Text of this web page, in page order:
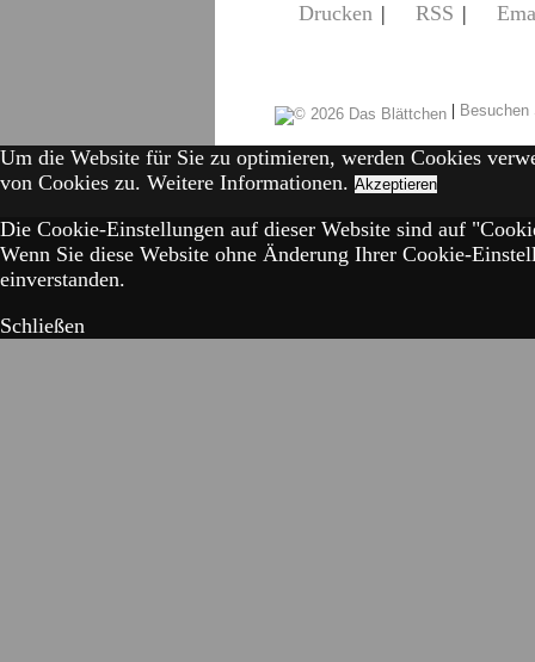
Drucken | RSS |
|
Um die Website für Sie zu optimieren, werden Cookies
von Cookies zu. Weitere Informationen. Akzeptieren
Die Cookie-Einstellungen auf dieser Website sind auf
Wenn Sie diese Website ohne Änderung Ihrer Cookie-
einverstanden.
Schließen